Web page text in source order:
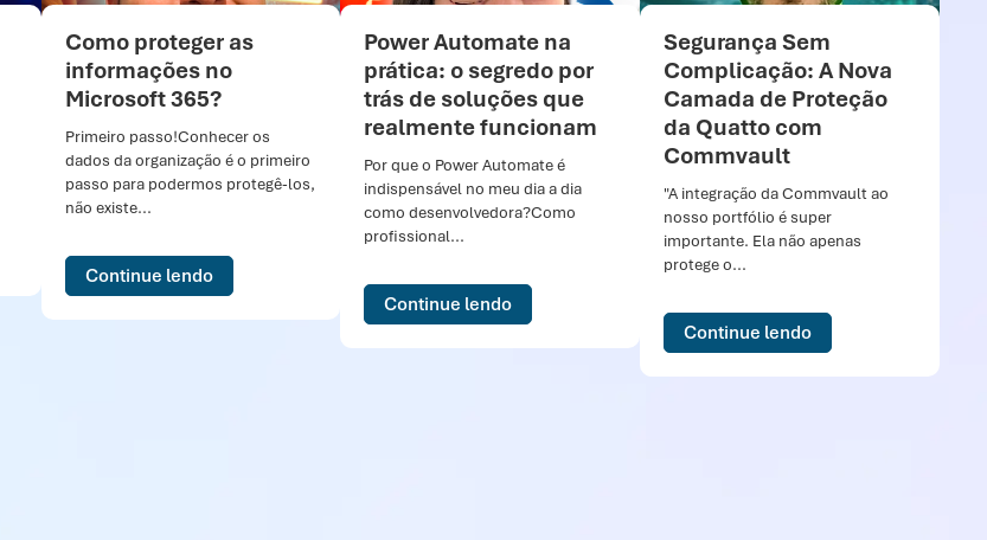
Como proteger as
informações no
Microsoft 365?
Primeiro passo!Conhecer os
dados da organização é o primeiro
passo para podermos protegê-los,
não existe...
Continue lendo
Power Automate na
prática: o segredo por
trás de soluções que
realmente funcionam
Por que o Power Automate é
indispensável no meu dia a dia
como desenvolvedora?Como
profissional...
Continue lendo
Segurança Sem
Complicação: A Nova
Camada de Proteção
da Quatto com
Commvault
"A integração da Commvault ao
nosso portfólio é super
importante. Ela não apenas
protege o...
Continue lendo